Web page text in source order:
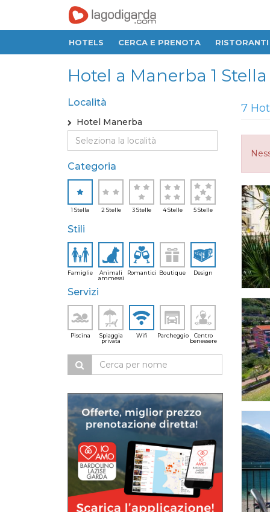
HOTELS CERCA E PRENOTA RISTORANTI
Hotel a Manerba 1 Stella
Località
Hotel Manerba
Categoria
1 Stella 2 Stelle 3 Stelle 4 Stelle 5 Stelle
Stili
Famiglie
Animali
ammessi
Romantici Boutique Design
Servizi
Piscina
Spiaggia
privata
Wifi Parcheggio
Centro
benessere
7